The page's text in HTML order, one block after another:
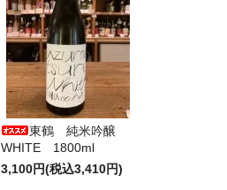
東鶴 純米吟醸
WHITE 1800ml
3,100円(税込3,410円)